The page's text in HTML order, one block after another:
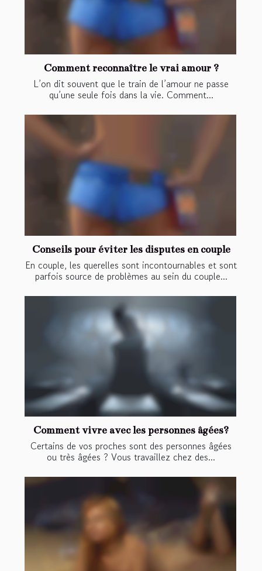
Comment reconnaître le vrai amour ?
L’on dit souvent que le train de l’amour ne passe
qu’une seule fois dans la vie. Comment...
Conseils pour éviter les disputes en couple
En couple, les querelles sont incontournables et sont
parfois source de problèmes au sein du couple...
Comment vivre avec les personnes âgées?
Certains de vos proches sont des personnes âgées
ou très âgées ? Vous travaillez chez des...